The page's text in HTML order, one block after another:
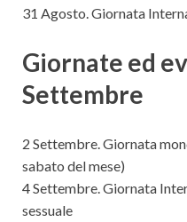
31 Agosto. Giornata
Giornate ed
Settembre
2 Settembre. Giornata
sabato del mese)
4 Settembre. Giornata
sessuale